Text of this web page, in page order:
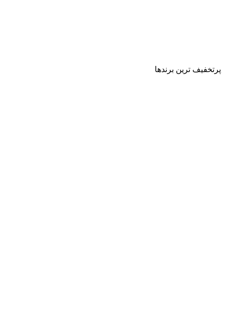
پرتخفیف ترین برندها